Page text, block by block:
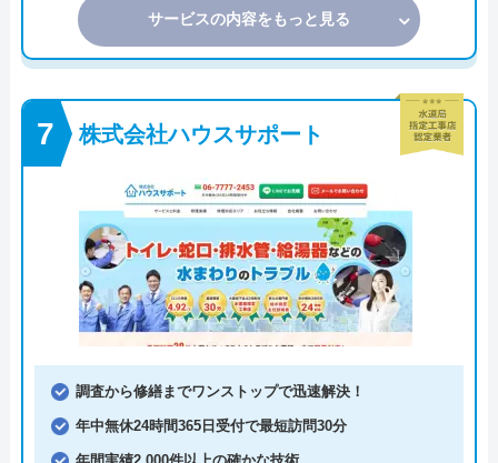
サービスの内容をもっと見る
株式会社ハウスサポート
調査から修繕までワンストップで迅速解決！
年中無休24時間365日受付で最短訪問30分